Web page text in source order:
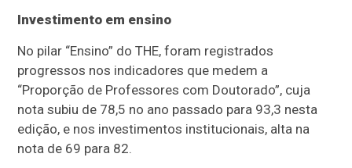
Investimento em ensino
No pilar “Ensino” do THE, foram registrados
progressos nos indicadores que medem a
“Proporção de Professores com Doutorado”, cuja
nota subiu de 78,5 no ano passado para 93,3 nesta
edição, e nos investimentos institucionais, alta na
nota de 69 para 82.